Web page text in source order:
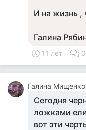
И на жизнь ,
Галина
11 лет 0
Галина Мищенко
Сегодня
ложками
вот эти